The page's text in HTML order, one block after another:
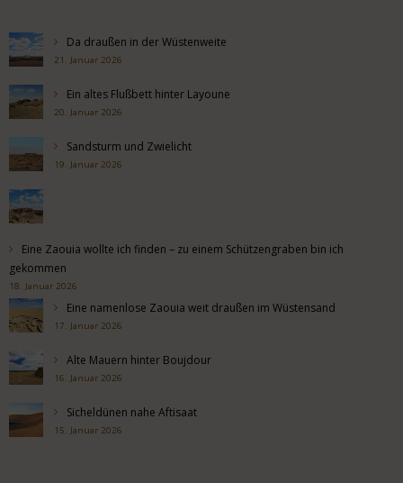
Da draußen in der Wüstenweite
21. Januar 2026
Ein altes Flußbett hinter Layoune
20. Januar 2026
Sandsturm und Zwielicht
19. Januar 2026
Eine Zaouia wollte ich finden – zu einem Schützengraben bin ich
gekommen
18. Januar 2026
Eine namenlose Zaouia weit draußen im Wüstensand
17. Januar 2026
Alte Mauern hinter Boujdour
16. Januar 2026
Sicheldünen nahe Aftisaat
15. Januar 2026